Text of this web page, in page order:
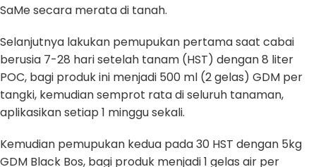
SaMe secara merata di tanah.
Selanjutnya lakukan pemupukan pertama saat cabai
berusia 7-28 hari setelah tanam (HST) dengan 8 liter
POC, bagi produk ini menjadi 500 ml (2 gelas) GDM per
tangki, kemudian semprot rata di seluruh tanaman,
aplikasikan setiap 1 minggu sekali.
Kemudian pemupukan kedua pada 30 HST dengan 5kg
GDM Black Bos, bagi produk menjadi 1 gelas air per